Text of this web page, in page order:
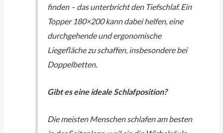
finden – das unterbricht den Tiefschlaf. Ein
Topper 180×200kann dabei helfen, eine
durchgehende und ergonomische
Liegefläche zu schaffen, insbesondere bei
Doppelbetten.
Gibt es eine ideale Schlafposition?
Die meisten Menschen schlafen am besten